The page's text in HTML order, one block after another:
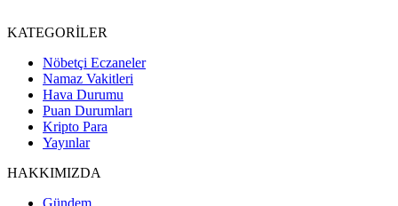
KATEGORİLER
Nöbetçi Eczaneler
Namaz Vakitleri
Hava Durumu
Puan Durumları
Kripto Para
Yayınlar
HAKKIMIZDA
Gündem